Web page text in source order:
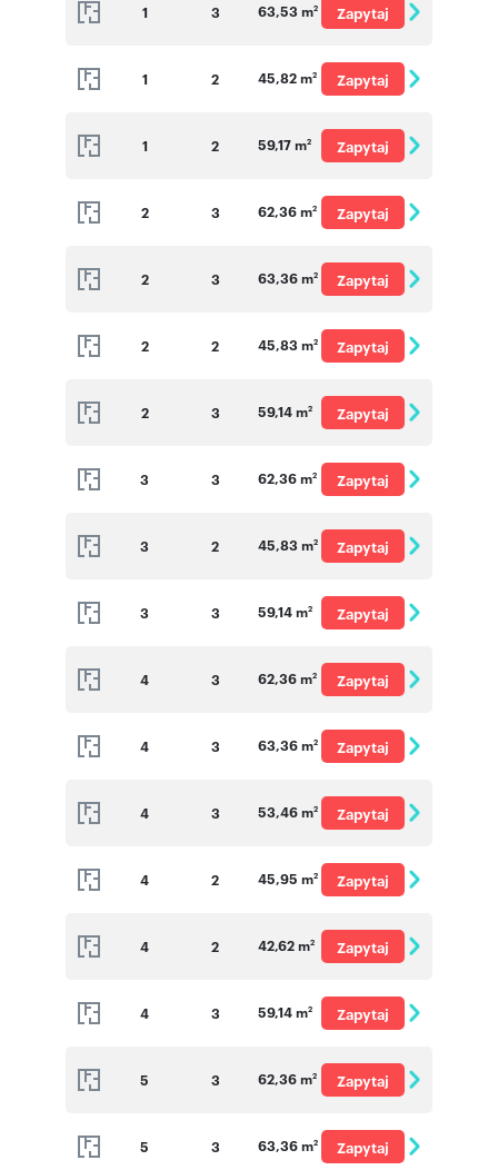
1 3 63,53 m2
Zapytaj
1 2 45,82 m2
Zapytaj
1 2 59,17 m2
Zapytaj
2 3 62,36 m2
Zapytaj
2 3 63,36 m2
Zapytaj
2 2 45,83 m2
Zapytaj
2 3 59,14 m2
Zapytaj
3 3 62,36 m2
Zapytaj
3 2 45,83 m2
Zapytaj
3 3 59,14 m2
Zapytaj
4 3 62,36 m2
Zapytaj
4 3 63,36 m2
Zapytaj
4 3 53,46 m2
Zapytaj
4 2 45,95 m2
Zapytaj
4 2 42,62 m2
Zapytaj
4 3 59,14 m2
Zapytaj
5 3 62,36 m2
Zapytaj
5 3 63,36 m2
Zapytaj